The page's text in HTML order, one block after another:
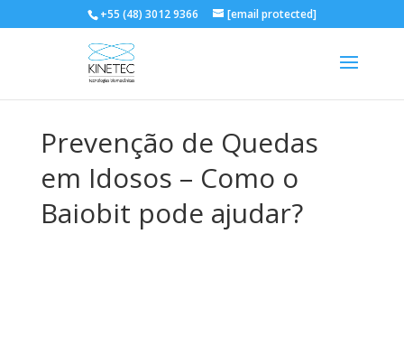
+55 (48) 3012 9366 [email protected]
Prevenção de Quedas
em Idosos – Como o
Baiobit pode ajudar?